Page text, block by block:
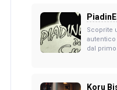
Scoprite
autentico
dal
Koru